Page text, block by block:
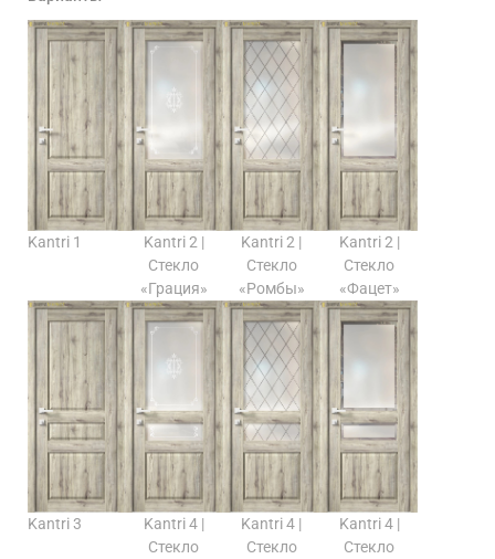
Kantri 1
Kantri 2 |
Стекло
«Грация»
Kantri 2 |
Стекло
«Ромбы»
Kantri 2 |
Стекло
«Фацет»
Kantri 3
Kantri 4 |
Стекло
Kantri 4 |
Стекло
Kantri 4 |
Стекло